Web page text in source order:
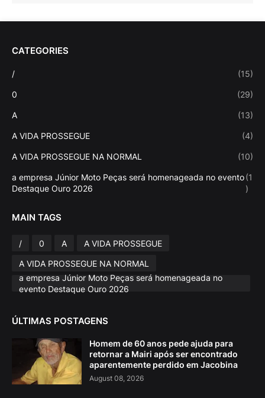
CATEGORIES
/ (15)
0 (29)
A (13)
A VIDA PROSSEGUE (4)
A VIDA PROSSEGUE NA NORMAL (10)
a empresa Júnior Moto Peças será homenageada no evento
Destaque Ouro 2026
(1
)
MAIN TAGS
/ 0 A
A VIDA PROSSEGUE
A VIDA PROSSEGUE NA NORMAL
a empresa Júnior Moto Peças será homenageada no
evento Destaque Ouro 2026
ÚLTIMAS POSTAGENS
Homem de 60 anos pede ajuda para
retornar a Mairi após ser encontrado
aparentemente perdido em Jacobina
August 08, 2026